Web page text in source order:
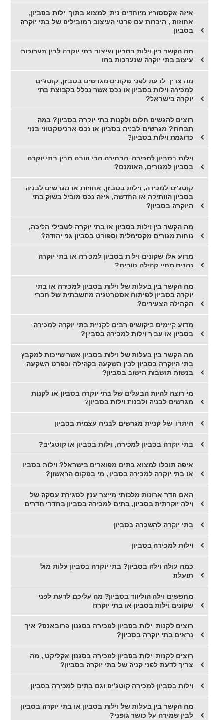
איזה אקססוריז מיוחדים ניתן למצוא בתוך וילות בסביון,
אחוזות , היכרות עם פרטי העיצוב המובילים של בתי יוקרה
בסביון
מה הקשר בין וילות בסביון ועיצוב בתי יוקרה לבין תערוכות
עיצוב בתי יוקרה שנערכות בחו
מה צריך לדעת לפני שקונים מגרשים בסביון, קוטג'ים
למכירה וילות בסביון או נכס אשר נכלל בקבוצת בתי
יוקרה בישראל?
רוצים להגשים חלום ולקנות בתי יוקרה בסביון? במה
תבחרו? מגרשים לבניה בסביון או נכס ארכיטקטוני בנוי
כדוגמת וילות בסביון?
וילות בסביון למכירה, הבחירה הכי טובה מבין בתי יוקרה
בסביון למגורים, האומנם?
קוטג'ים למכירה, וילות בסביון, אחוזות או מגרשים לבניה
בסביון הוותיקה או החדשה, איזה נכס מוביל בשוק בתי
היוקרה בסביון?
מה הקשר בין וילות בסביון או בתי יוקרה לשבילי הליכה,
נוחות מגורים מקסימלית וספורט בסביון גני יהודה?
מדוע אלו שקונים וילות בסביון למכירה או בתי יוקרה
נהנים מחיי קהילה טובים?
מה הקשר בין בעלות של וילות בסביון למכירה או בתי
יוקרה בסביון לפיתוח אסטרטגיה מחשבתית של חברי
הקהילה הצעירים?
מדוע קיימים ביקושים רבים לקניית בתי יוקרה למכירה
בסביון או עבור וילות למכירה בסביון?
מה הקשר בין בעלות של וילות בסביון אשר שייכות למקבץ
בתי היוקרה בסביון לבין השקעה בקהילה ובפרט השקעה
בנשות תושבות הישוב בסביון?
מי רוצה להיות הבעלים של בתי יוקרה בסביון או לקנות
מגרשים לבניה ולבנות וילות בסביון?
היתרון של קניית מגרשים לבניה עצמית בסביון
בתי יוקרה בסביון למכירה, וילות בסביון או קוטג'ים?
איפה תוכלו למצוא בתים מפוארים בישראל? וילות בסביון
או בתי יוקרה למכירה בסביון, מי במקום הראשון?
האם חדר ארונות מלכותי מייצר ענין לסגירת עסקה של
וילה יוקרתית בסביון, בתים למכירה בסביון בחדרי חדרים
בתי יוקרה להשכרה בסביון
וילות למכירה בסביון
כמה עולה וילה בסביון? בתי יוקרה בסביון עלות מול
תועלת
מחפשים וילה הוליווד בסביון? מה עליכם לדעת לפני
שקונים וילות בסביון או בתי יוקרה
רוצים לקנות וילות בסביון למכירה בסגנון פרובאנס? איך
נראים בתי יוקרה בסביון?
רוצים לקנות וילות בסביון למכירה בסגנון אקליקטי, מה
צריך לדעת לפני קניה של בתי יוקרה בסביון?
וילות בסביון למכירה קוטג'ים וגם בתים למכירה בסביון
מה הקשר בין בעלות של וילות בסביון או בתי יוקרה בסביון
לבין שמירה על כושר גופני?